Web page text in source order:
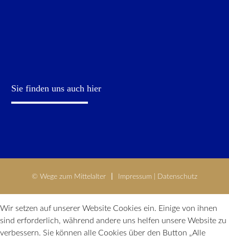
Sie finden uns auch hier
© Wege zum Mittelalter Impressum Datenschutz
Wir setzen auf unserer Website Cookies ein. Einige von ihnen
sind erforderlich, während andere uns helfen unsere Website zu
verbessern. Sie können alle Cookies über den Button „Alle